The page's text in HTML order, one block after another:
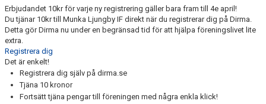
VÅRA LAG
TRÄNINGSTIDER
MATCHER
KANSLIET
Erbjudandet 10kr för varje ny registrering gäller bara fram till 4e april!
Du tjänar 10kr till Munka Ljungby IF direkt när du registrerar dig på Dirma.
Detta gör Dirma nu under en begränsad tid för att hjälpa föreningslivet lite
extra.
Registrera dig
Det är enkelt!
Registrera dig själv på dirma.se
Tjäna 10 kronor
Fortsätt tjäna pengar till föreningen med några enkla klick!